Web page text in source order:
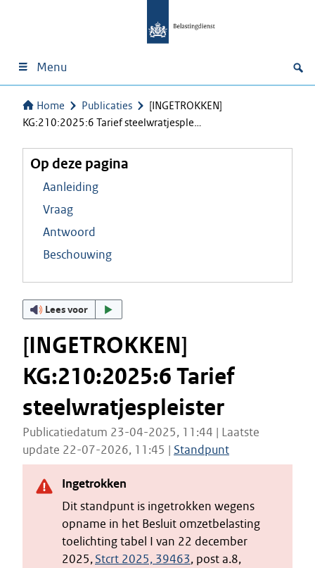
Menu
Home Publicaties
[INGETROKKEN]
KG:210:2025:6 Tarief steelwratjesple…
Op deze pagina
Aanleiding
Vraag
Antwoord
Beschouwing
Lees voor
[INGETROKKEN]
KG:210:2025:6 Tarief
steelwratjespleister
Publicatiedatum 23-04-2025, 11:44 | Laatste
update 22-07-2026, 11:45 | Standpunt
Ingetrokken
Dit standpunt is ingetrokken wegens
opname in het Besluit omzetbelasting
toelichting tabel I van 22 december
2025,Stcrt 2025, 39463, post a.8,